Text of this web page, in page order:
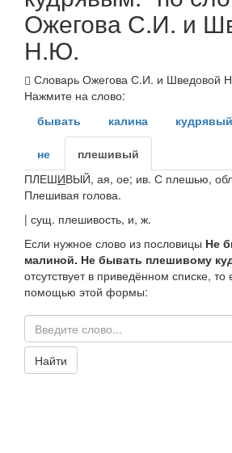
Ожегова С.И. и
Н.Ю.
Словарь Ожегова С.И. и Шведовой
Нажмите на слово:
бывать
калина кудрявый
не
плешивый
ПЛЕШИВЫЙ, ая, ое; ив. С плешью,
Плешивая голова.
| сущ. плешивость, и, ж.
Если нужное слово из пословицы Не
малиной. Не бывать плешивому
отсутствует в приведённом списке,
помощью этой формы:
Найти